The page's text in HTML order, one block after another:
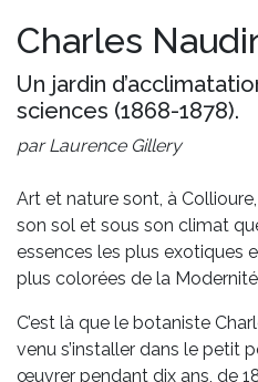
Charles
Un jardin
sciences (1868-1878).
par Laurence Gillery
Art et nature sont, à
son sol et sous son climat
essences les plus exotiques
plus colorées de la
C’est là que le botaniste
venu s’installer dans le petit
œuvrer pendant dix ans, de